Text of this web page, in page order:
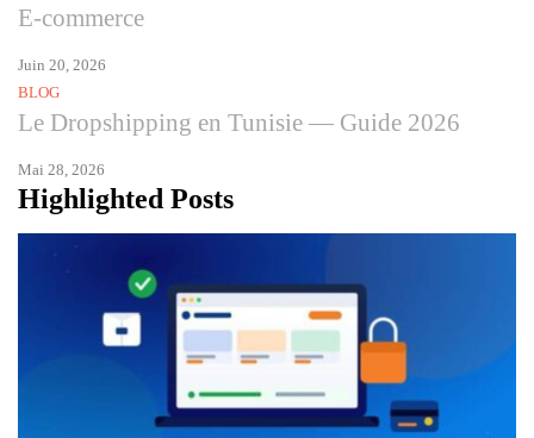
E-commerce
Juin 20, 2026
BLOG
Le Dropshipping en Tunisie — Guide 2026
Mai 28, 2026
Highlighted Posts